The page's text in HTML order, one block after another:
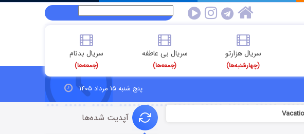
سریال هزارتو
(چهارشنبه‌ها)
سریال بی عاطفه
(جمعه‌ها)
سریال بدنام
(جمعه‌ها)
پنج شنبه ۱۵ مرداد ۱۴۰۵
آپدیت شده‌ها